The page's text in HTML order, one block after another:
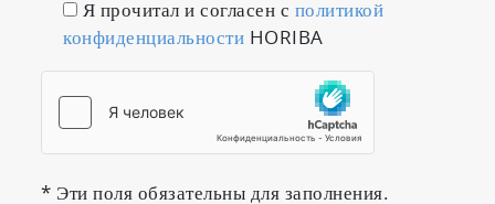
Я прочитал и согласен с политикой
конфиденциальности HORIBA
* Эти поля обязательны для заполнения.